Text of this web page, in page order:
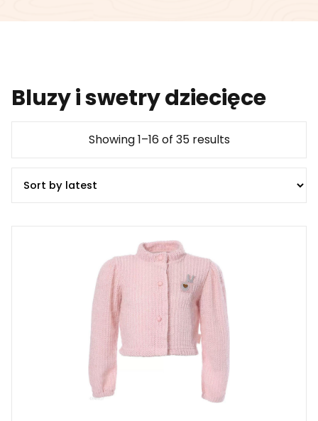
Bluzy i swetry dziecięce
Showing 1–16 of 35 results